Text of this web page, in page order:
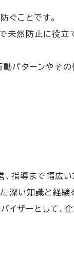
ぐことです。
然防止に役立
パターンやその
指導まで幅広い
た深い知識と
イザーとして